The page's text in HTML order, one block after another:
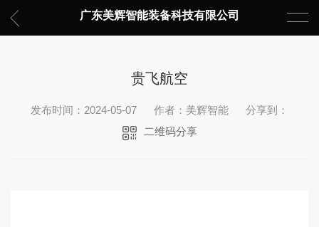
广东美辉智能装备科技有限公司
贵飞航空
发布时间：2024-05-07 作者：美辉智能
分享到：
二维码分享